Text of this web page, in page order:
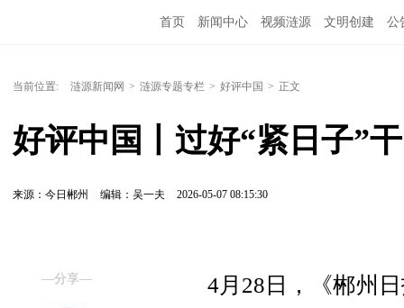
首页 新闻中心 视频涟源 文明创建 公
当前位置: 涟源新闻网 > 涟源专题专栏 > 好评中国 > 正文
好评中国丨过好“紧日子”
来源：今日郴州 编辑：吴一夫 2026-05-07 08:15:30
—分享—
4月28日，《郴州